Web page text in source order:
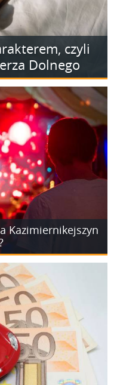
czyli
Dolnego
Kazimiernikejszyn